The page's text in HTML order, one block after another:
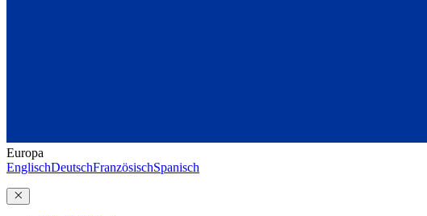
Europa
EnglischDeutschFranzösischSpanisch